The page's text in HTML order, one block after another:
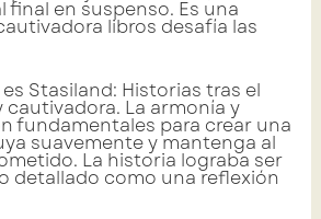
final en suspenso. Es una
libros desafía las
Stasiland: Historias tras el
cautivadora. La armonía y
fundamentales para crear una
suavemente y mantenga al
La historia lograba ser
detallado como una reflexión